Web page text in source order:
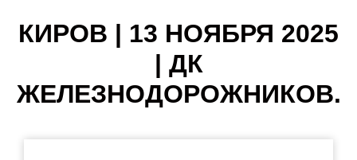
КИРОВ | 13 НОЯБРЯ 2025
| ДК
ЖЕЛЕЗНОДОРОЖНИКОВ.